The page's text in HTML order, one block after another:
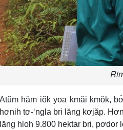
Atŭm hăm iŏk yoa kmăi kmŏk,
hơnih tơ-‘ngla bri lăng kơjăp.
lăng hloh 9.800 hektar bri, pơdor